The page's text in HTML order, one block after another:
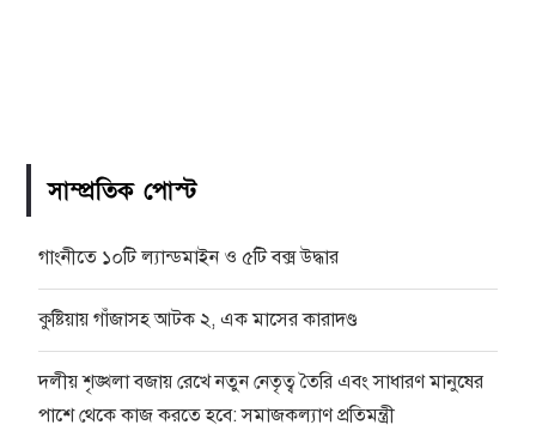
সাম্প্রতিক পোস্ট
গাংনীতে ১০টি ল্যান্ডমাইন ও ৫টি বক্স উদ্ধার
কুষ্টিয়ায় গাঁজাসহ আটক ২, এক মাসের কারাদণ্ড
দলীয় শৃঙ্খলা বজায় রেখে নতুন নেতৃত্ব তৈরি এবং সাধারণ মানুষের
পাশে থেকে কাজ করতে হবে: সমাজকল্যাণ প্রতিমন্ত্রী